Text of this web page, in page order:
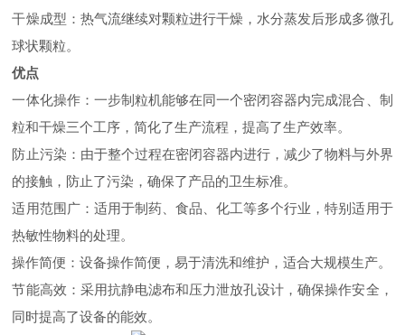
‌干燥成型‌：热气流继续对颗粒进行干燥，水分蒸发后形成多微孔
球状颗粒‌。
优点
‌一体化操作‌：一步制粒机能够在同一个密闭容器内完成混合、制
粒和干燥三个工序，简化了生产流程，提高了生产效率‌。
‌防止污染‌：由于整个过程在密闭容器内进行，减少了物料与外界
的接触，防止了污染，确保了产品的卫生标准‌。
‌适用范围广‌：适用于制药、食品、化工等多个行业，特别适用于
热敏性物料的处理‌。
‌操作简便‌：设备操作简便，易于清洗和维护，适合大规模生产‌。
‌节能高效‌：采用抗静电滤布和压力泄放孔设计，确保操作安全，
同时提高了设备的能效‌。